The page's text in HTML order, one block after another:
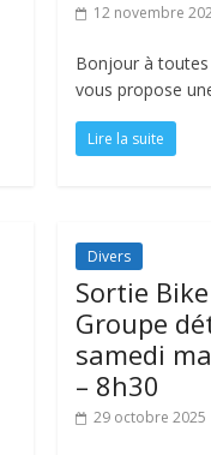
12 novembre
Bonjour à
vous propose
Lire la suite
Divers
Sortie
Groupe
samedi
– 8h30
29 octobre 2025